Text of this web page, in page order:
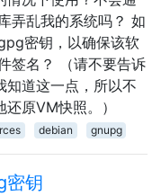
弄乱我的系统吗？ 如
密钥，以确保该软
签名？ （请不要告诉
知道这一点，所以不
原VM快照。）
debian gnupg
密钥